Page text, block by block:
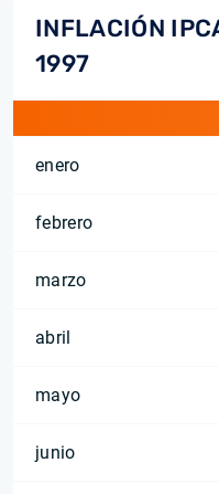
INFLACIÓN
1997
enero
febrero
marzo
abril
mayo
junio